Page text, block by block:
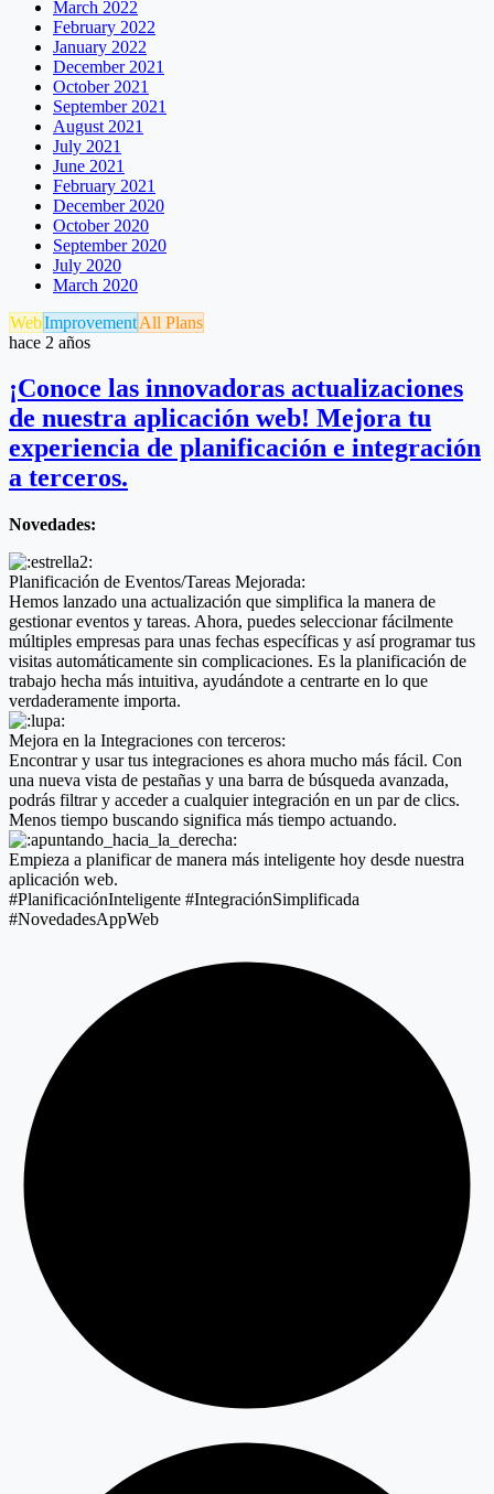
March 2022
February 2022
January 2022
December 2021
October 2021
September 2021
August 2021
July 2021
June 2021
February 2021
December 2020
October 2020
September 2020
July 2020
March 2020
WebImprovementAll Plans
hace 2 años
¡Conoce las innovadoras actualizaciones
de nuestra aplicación web! Mejora tu
experiencia de planificación e integración
a terceros.
Novedades:
Planificación de Eventos/Tareas Mejorada:
Hemos lanzado una actualización que simplifica la manera de
gestionar eventos y tareas. Ahora, puedes seleccionar fácilmente
múltiples empresas para unas fechas específicas y así programar tus
visitas automáticamente sin complicaciones. Es la planificación de
trabajo hecha más intuitiva, ayudándote a centrarte en lo que
verdaderamente importa.
Mejora en la Integraciones con terceros:
Encontrar y usar tus integraciones es ahora mucho más fácil. Con
una nueva vista de pestañas y una barra de búsqueda avanzada,
podrás filtrar y acceder a cualquier integración en un par de clics.
Menos tiempo buscando significa más tiempo actuando.
Empieza a planificar de manera más inteligente hoy desde nuestra
aplicación web.
#PlanificaciónInteligente #IntegraciónSimplificada
#NovedadesAppWeb